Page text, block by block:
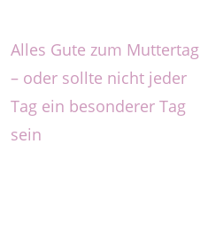
Alles Gute zum Muttertag
– oder sollte nicht jeder
Tag ein besonderer Tag
sein